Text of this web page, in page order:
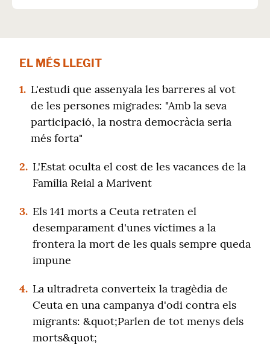
EL MÉS LLEGIT
1. L'estudi que assenyala les barreres al vot
de les persones migrades: "Amb la seva
participació, la nostra democràcia seria
més forta"
2. L'Estat oculta el cost de les vacances de la
Família Reial a Marivent
3. Els 141 morts a Ceuta retraten el
desemparament d'unes víctimes a la
frontera la mort de les quals sempre queda
impune
4. La ultradreta converteix la tragèdia de
Ceuta en una campanya d'odi contra els
migrants: &quot;Parlen de tot menys dels
morts&quot;